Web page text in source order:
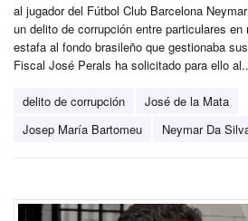
al jugador del Fútbol Club Barcelona
un delito de corrupción entre particulares
estafa al fondo brasileño que gestionaba
Fiscal José Perals ha solicitado para ello
delito de corrupción
José de la Mata
Josep María Bartomeu
Neymar Da